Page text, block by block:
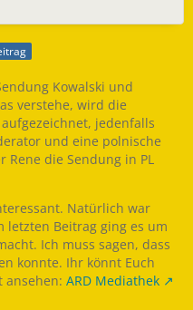
Kowalski und
verstehe, wird die
jedenfalls
und eine polnische
die Sendung in PL
Natürlich war
letzten Beitrag ging es um
Ich muss sagen, dass
konnte. Ihr könnt Euch
ansehen: ARD Mediathek